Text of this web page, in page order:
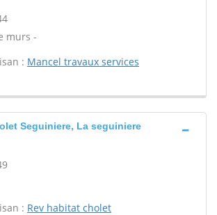
murs -
: Mancel travaux services
Seguiniere, La seguiniere
: Rev habitat cholet